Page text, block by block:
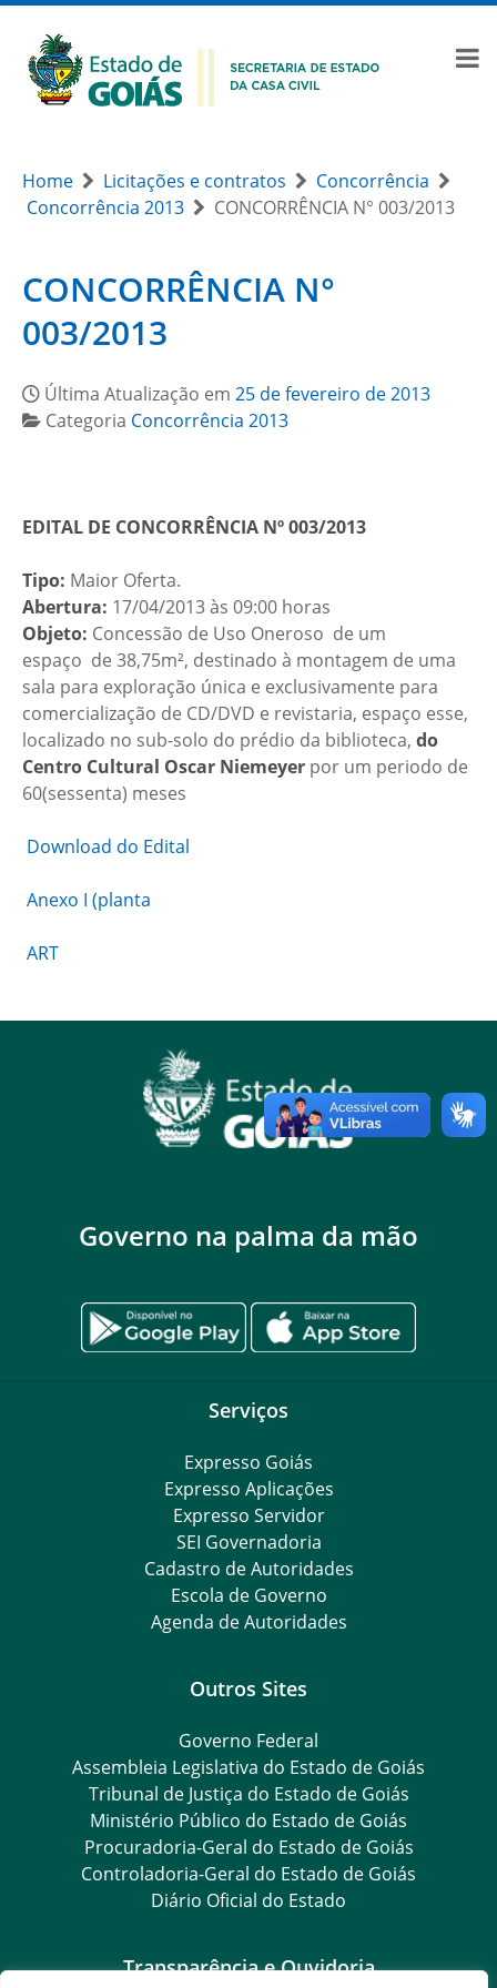
Home Licitações e contratos
Concorrência
Concorrência 2013
CONCORRÊNCIA N° 003/2013
CONCORRÊNCIA N°
003/2013
Última Atualização em 25 de fevereiro de 2013
Categoria Concorrência 2013
EDITAL DE CONCORRÊNCIA Nº 003/2013
Tipo: Maior Oferta.
Abertura: 17/04/2013 às 09:00 horas
Objeto: Concessão de Uso Oneroso de um
espaço de 38,75m², destinado à montagem de uma
sala para exploração única e exclusivamente para
comercialização de CD/DVD e revistaria, espaço esse,
localizado no sub-solo do prédio da biblioteca, do
Centro Cultural Oscar Niemeyer por um periodo de
60(sessenta) meses
Download do Edital
Anexo I (planta
ART
Governo na palma da mão
Serviços
Expresso Goiás
Expresso Aplicações
Expresso Servidor
SEI Governadoria
Cadastro de Autoridades
Escola de Governo
Agenda de Autoridades
Outros Sites
Governo Federal
Assembleia Legislativa do Estado de Goiás
Tribunal de Justiça do Estado de Goiás
Ministério Público do Estado de Goiás
Procuradoria-Geral do Estado de Goiás
Controladoria-Geral do Estado de Goiás
Diário Oficial do Estado
Transparência e Ouvidoria